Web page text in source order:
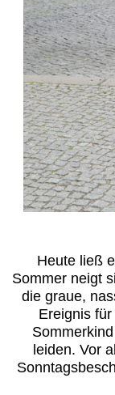
Heute ließ
Sommer neigt
die graue,
Ereignis
leiden. Vor